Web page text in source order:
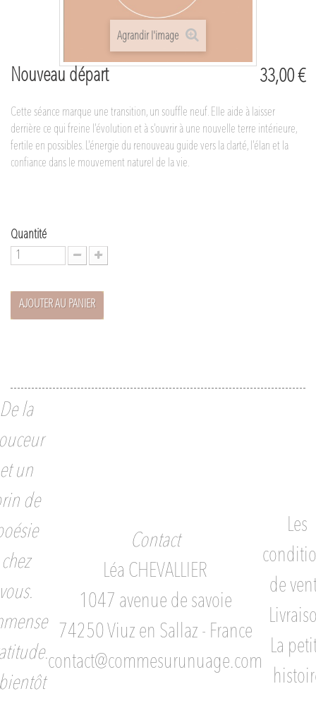
Agrandir l'image
Nouveau départ 33,00 €
Cette séance marque une transition, un souffle neuf. Elle aide à laisser
derrière ce qui freine l’évolution et à s’ouvrir à une nouvelle terre intérieure,
fertile en possibles. L’énergie du renouveau guide vers la clarté, l’élan et la
confiance dans le mouvement naturel de la vie.
Quantité
AJOUTER AU PANIER
la
un
de
chez
Contact
Léa CHEVALLIER
1047 avenue de savoie
74250 Viuz en Sallaz - France
contact@commesurunuage.com
Les
de
La